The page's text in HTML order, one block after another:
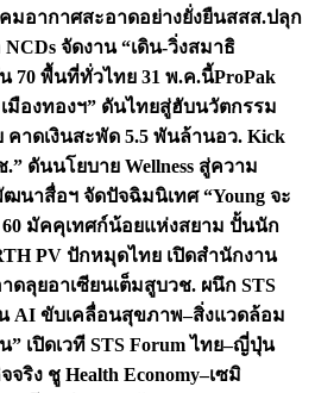
มอากาศสะอาดอย่างยั่งยืนสสส.ปลุก
จัดงาน “เดิน-วิ่งสมาธิ
70 พื้นที่ทั่วไทย 31 พ.ค.นี้ProPak
มืองทองฯ” ดันไทยสู่ฮับนวัตกรรม
าดเงินสะพัด 5.5 พันล้านอว. Kick
ดันนโยบาย Wellness สู่ความ
นาสื่อฯ จัดปัจฉิมนิเทศ “Young จะ
มัคคุเทศก์น้อยแห่งสยาม ปั้นนัก
PV ปักหมุดไทย เปิดสำนักงาน
ดลุยอาเซียนเต็มสูบวช. ผนึก STS
AI ขับเคลื่อนสุขภาพ–สิ่งแวดล้อม
” เปิดเวที STS Forum ไทย–ญี่ปุ่น
ริง ชู Health Economy–เซมิ